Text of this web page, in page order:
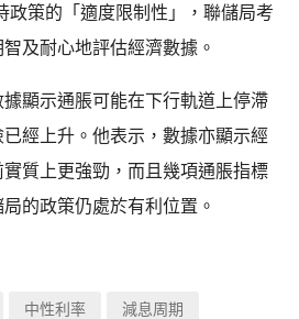
政策的「適度限制性」，聯儲局考
及耐心地評估經濟數據。
顯示通脹可能在下行軌道上停滯
經上升。他表示，數據亦顯示經
質上更強勁，而且幾項通脹指標
的政策仍處於有利位置。
中性利率 減息周期